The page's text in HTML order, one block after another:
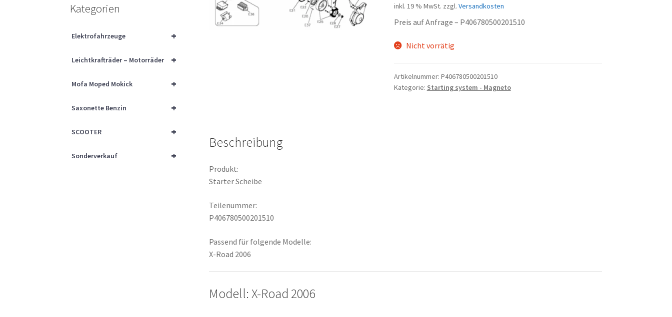
inkl. 19 % MwSt. zzgl. Versandkosten
Preis auf Anfrage – P406780500201510
Nicht vorrätig
Artikelnummer: P406780500201510
Kategorie: Starting system - Magneto
Beschreibung
Produkt:
Starter Scheibe
Teilenummer:
P406780500201510
Passend für folgende Modelle:
X-Road 2006
Modell: X-Road 2006
Kategorien
+
Elektrofahrzeuge
+
Leichtkrafträder – Motorräder
+
Mofa Moped Mokick
+
Saxonette Benzin
+
SCOOTER
+
Sonderverkauf